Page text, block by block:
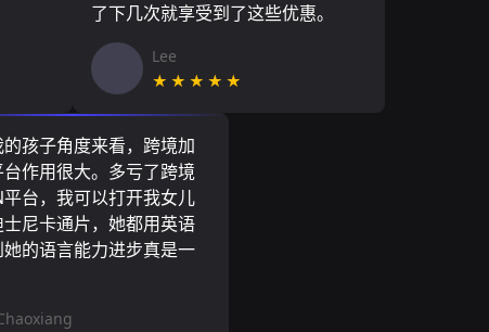
了下几次就享受到了这些优惠。
Lee
★★★★★
孩子角度来看，跨境加
作用很大。多亏了跨境
台，我可以打开我女儿
尼卡通片，她都用英语
的语言能力进步真是一